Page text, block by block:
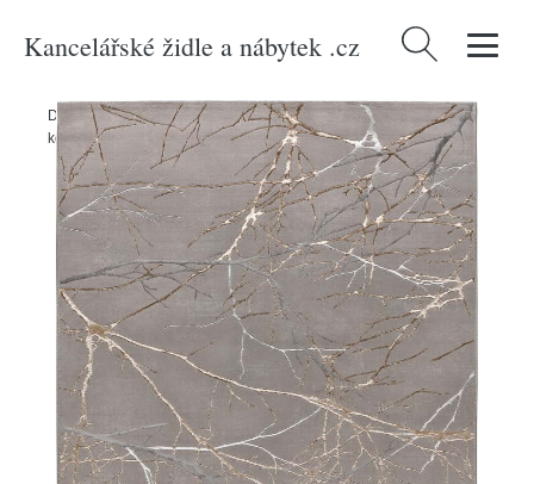
Kancelářské židle a nábytek .cz Vyhledávání
Domů / Produkty > Textil > Koberce a rohožky > Koberce
Šedý
koberec 140x200 cm Creation – Universal